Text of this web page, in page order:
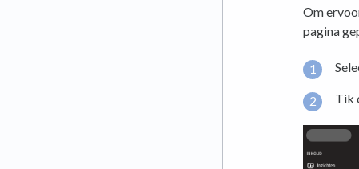
Om
pagina
Tik